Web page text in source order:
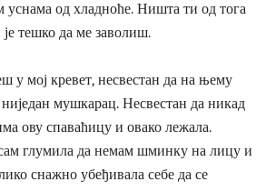
од хладноће. Ништа ти од тога
тешко да ме заволиш.
у мој кревет, несвестан да на њему
ниједан мушкарац. Несвестан да никад
ову спаваћицу и овако лежала.
глумила да немам шминку на лицу и
снажно убеђивала себе да се